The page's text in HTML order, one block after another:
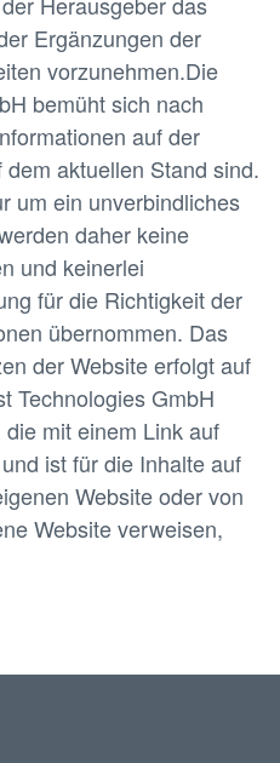
Ergänzungen der
vorzunehmen.Die
bemüht sich nach
auf der
aktuellen Stand sind.
um ein unverbindliches
daher keine
und keinerlei
für die Richtigkeit der
übernommen. Das
der Website erfolgt auf
Technologies GmbH
mit einem Link auf
ist für die Inhalte auf
Website oder von
Website verweisen,